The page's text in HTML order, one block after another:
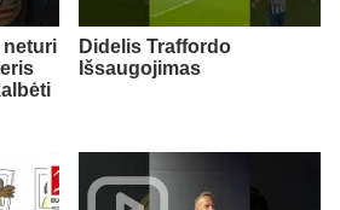
neturi
Didelis Traffordo
Išsaugojimas